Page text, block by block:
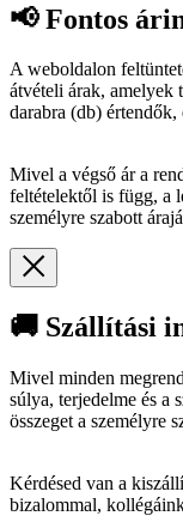
📢 Fontos
A weboldalon
átvételi árak, amelyek
darabra (db) értendők,
Mivel a végső ár a
feltételektől is függ, a
személyre szabott
🚚 Szállítási
Mivel minden
súlya, terjedelme és a
összeget a személyre
Kérdésed van a
bizalommal,